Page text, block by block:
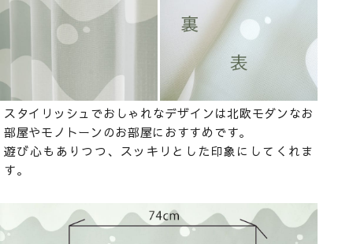
スタイリッシュでおしゃれなデザインは北欧モダンなお
部屋やモノトーンのお部屋におすすめです。
遊び心もありつつ、スッキリとした印象にしてくれま
す。